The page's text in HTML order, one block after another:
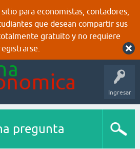
para economistas, contadores,
que desean compartir sus
gratuito y no requiere
Ingresar
pregunta